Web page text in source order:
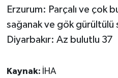
Erzurum: Parçalı ve çok
sağanak ve gök gürültülü
Diyarbakır: Az bulutlu 37
Kaynak: İHA